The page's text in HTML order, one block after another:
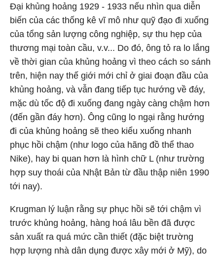
Đại khủng hoảng 1929 - 1933 nếu nhìn qua diễn
biến của các thống kê vĩ mô như quỹ đạo đi xuống
của tổng sản lượng công nghiệp, sự thu hẹp của
thương mại toàn cầu, v.v... Do đó, ông tỏ ra lo lắng
về thời gian của khủng hoảng vì theo cách so sánh
trên, hiện nay thế giới mới chỉ ở giai đoạn đầu của
khủng hoảng, và vẫn đang tiếp tục hướng về đáy,
mặc dù tốc độ đi xuống đang ngày càng chậm hơn
(đến gần đáy hơn). Ông cũng lo ngại rằng hướng
đi của khủng hoảng sẽ theo kiểu xuống nhanh
phục hồi chậm (như logo của hãng đồ thể thao
Nike), hay bi quan hơn là hình chữ L (như trường
hợp suy thoái của Nhật Bản từ đầu thập niên 1990
tới nay).
Krugman lý luận rằng sự phục hồi sẽ tới chậm vì
trước khủng hoảng, hàng hoá lâu bền đã được
sản xuất ra quá mức cần thiết (đặc biệt trường
hợp lượng nhà dân dụng được xây mới ở Mỹ), do